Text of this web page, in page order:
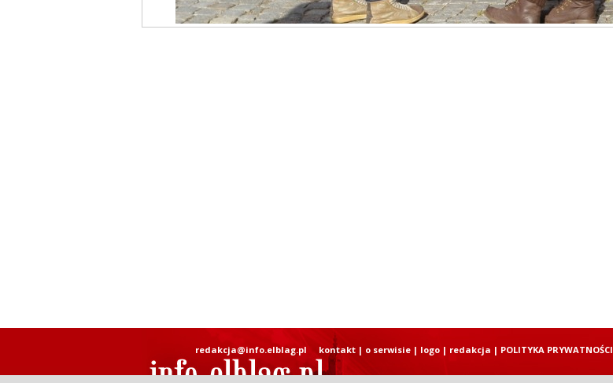
redakcja@info.elblag.pl kontakt| o serwisie| logo| redakcja | POLITYKA PRYWATNOŚCI